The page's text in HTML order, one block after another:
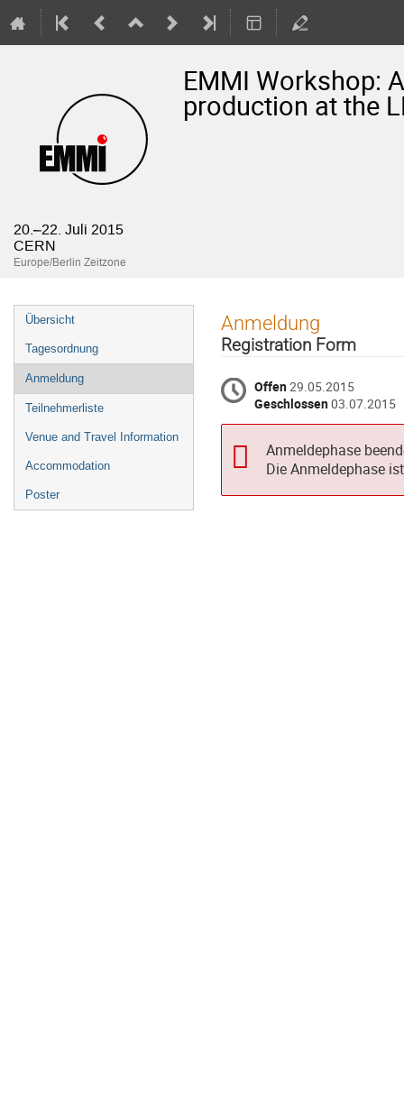
EMMI Workshop:
production at the
20.–22. Juli 2015
CERN
Europe/Berlin Zeitzone
Veranstaltungsmenü
Übersicht
Tagesordnung
Anmeldung
Teilnehmerliste
Venue and Travel Information
Accommodation
Poster
Anmeldung
Registration Form
Offen29.05.2015
Geschlossen03.07.2015
Anmeldephase
Die Anmeldephase